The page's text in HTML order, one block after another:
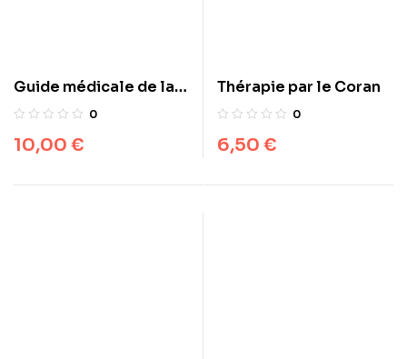
Guide médicale de la
famille musulmane
0
10,00 €
Thérapie par le Coran
0
6,50 €